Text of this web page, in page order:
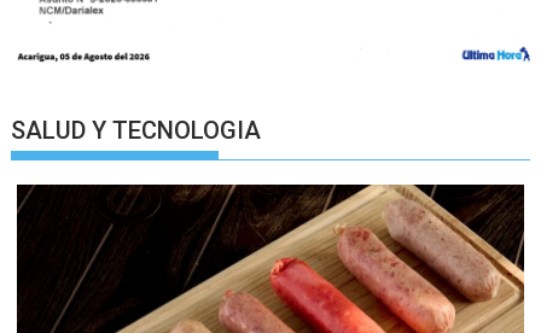
SALUD Y TECNOLOGIA